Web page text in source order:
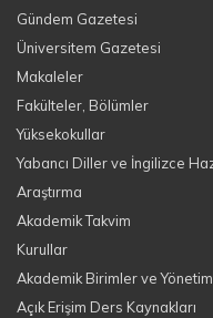
Gündem Gazetesi
Üniversitem Gazetesi
Makaleler
Fakülteler, Bölümler
Yüksekokullar
Yabancı Diller ve İngilizce
Araştırma
Akademik Takvim
Kurullar
Akademik Birimler ve
Açık Erişim Ders Kaynakları